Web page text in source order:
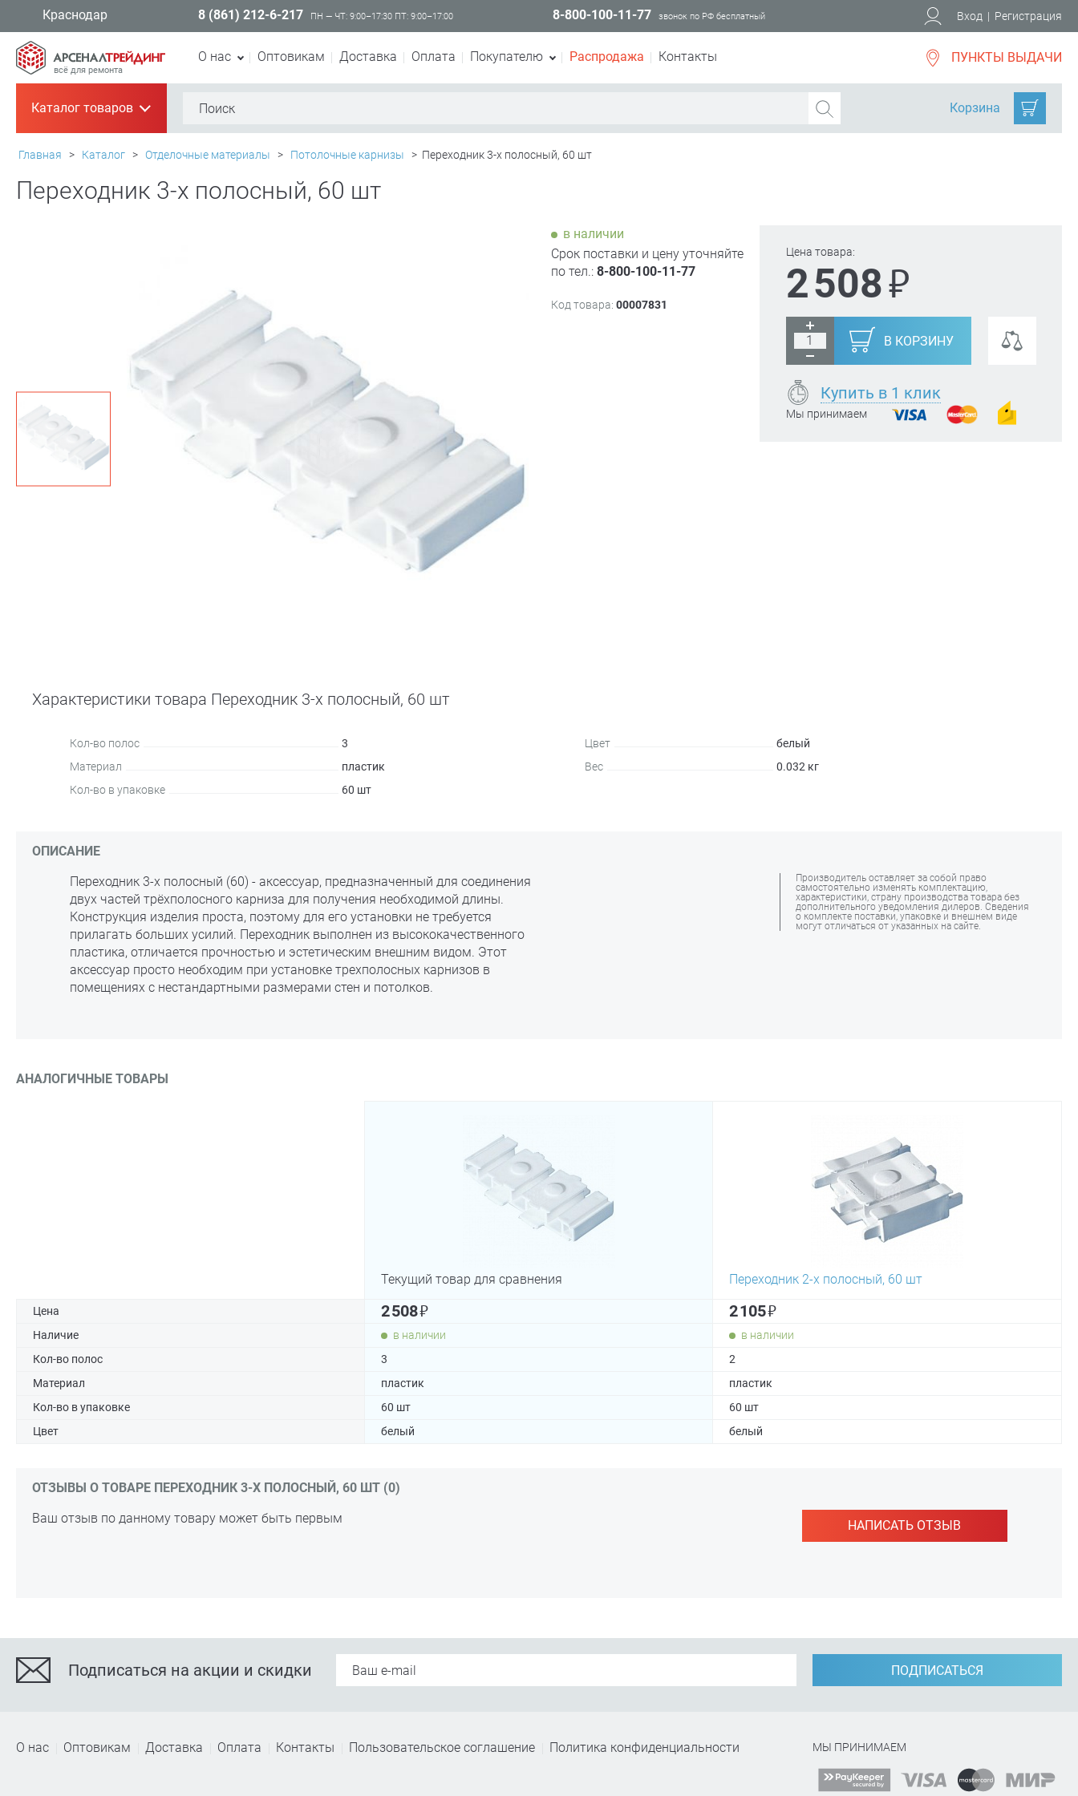
Краснодар 8 (861) 212-6-217 ПН — ЧТ: 9:00–17:30 ПТ: 9:00–17:00 8-800-100-11-77 звонок по РФ бесплатный Вход | Регистрация
всё для ремонта
О нас Оптовикам Доставка Оплата Покупателю Распродажа Контакты ПУНКТЫ ВЫДАЧИ
Каталог товаров+ Корзина
Главная > Каталог > Отделочные материалы > Потолочные карнизы > Переходник 3-х полосный, 60 шт
Переходник 3-х полосный, 60 шт
Цена товара:
2 508₽
В КОРЗИНУ
Купить в 1 клик
Мы принимаем
в наличии
Срок поставки и цену уточняйте
по тел.:8-800-100-11-77
Код товара: 00007831
Характеристики товара Переходник 3-х полосный, 60 шт
Кол-во полос
3
Материал
пластик
Кол-во в упаковке
60 шт
Цвет
белый
Вес
0.032 кг
ОПИСАНИЕ
Переходник 3-х полосный (60) - аксессуар, предназначенный для соединения
двух частей трёхполосного карниза для получения необходимой длины.
Конструкция изделия проста, поэтому для его установки не требуется
прилагать больших усилий. Переходник выполнен из высококачественного
пластика, отличается прочностью и эстетическим внешним видом. Этот
аксессуар просто необходим при установке трехполосных карнизов в
помещениях с нестандартными размерами стен и потолков.
Производитель оставляет за собой право
самостоятельно изменять комплектацию,
характеристики, страну производства товара без
дополнительного уведомления дилеров. Сведения
о комплекте поставки, упаковке и внешнем виде
могут отличаться от указанных на сайте.
АНАЛОГИЧНЫЕ ТОВАРЫ
Текущий товар для сравнения Переходник 2-х полосный, 60 шт
Цена 2 508₽ 2 105₽
Наличие в наличии
в наличии
Кол-во полос
3
2
Материал
пластик
пластик
Кол-во в упаковке
60 шт
60 шт
Цвет
белый белый
ОТЗЫВЫ О ТОВАРЕ ПЕРЕХОДНИК 3-Х ПОЛОСНЫЙ, 60 ШТ (0)
НАПИСАТЬ ОТЗЫВ
Ваш отзыв по данному товару может быть первым
Подписаться на акции и скидки ПОДПИСАТЬСЯ
О нас Оптовикам Доставка Оплата Контакты Пользовательское соглашение Политика конфиденциальности МЫ ПРИНИМАЕМ